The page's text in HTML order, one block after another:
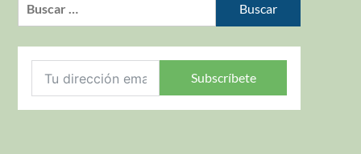
Subscríbete